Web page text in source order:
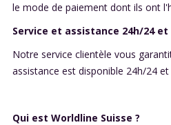
le mode de paiement dont ils ont
Service et assistance 24h/24 et
Notre service clientèle vous
assistance est disponible 24h/24
Qui est Worldline Suisse ?